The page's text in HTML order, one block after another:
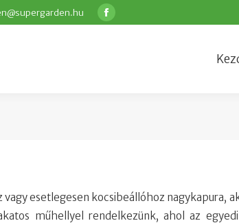
Facebook
esetlegesen kocsibeállóhoz nagykapura,
műhellyel rendelkezünk, ahol az